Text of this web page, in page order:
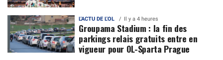
L'ACTU DE L'OL Il y a 4 heures
Groupama Stadium : la fin des
parkings relais gratuits entre en
vigueur pour OL-Sparta Prague